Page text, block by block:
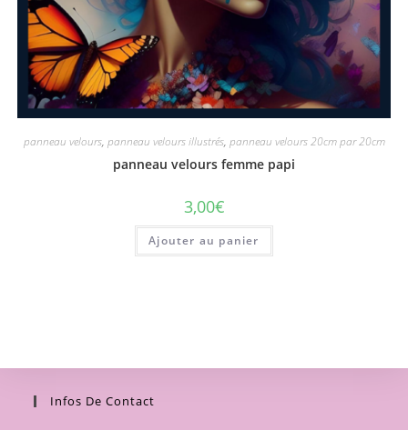
panneau velours, panneau velours illustrés, panneau velours 20cm par 20cm
panneau velours femme papi
3,00€
Ajouter au panier
Infos De Contact